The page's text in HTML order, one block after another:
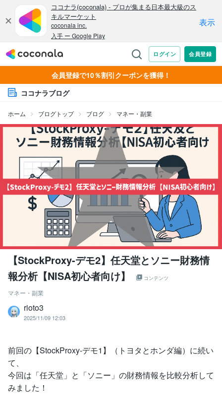
会員登録で10％割引クーポンを獲得！
ココナラブログ
ホーム ブログトップ ブログ マネー・副業
【StockProxy-デモ2】任天堂とソニー財務情
報分析【NISA初心者向け】
コンテンツ
マネー・副業
rioto3
2025/11/09 12:03
前回の【StockProxy-デモ1】（トヨタとホンダ編）に続い
て、
今回は「任天堂」と「ソニー」の財務情報を比較分析して
みました！